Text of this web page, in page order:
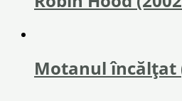
Motanul încălțat